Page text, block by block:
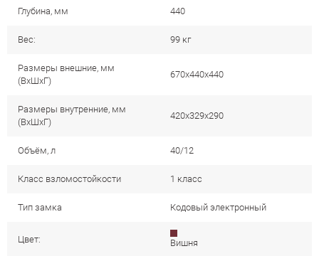
Глубина, мм 440
Вес: 99 кг
Размеры внешние, мм
(ВхШхГ)
670x440x440
Размеры внутренние, мм
(ВхШхГ)
420x329x290
Объём, л 40/12
Класс взломостойкости 1 класс
Тип замка Кодовый электронный
Цвет: Вишня